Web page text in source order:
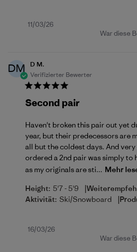
Veröffentlichungsdatum
11/03/26
War diese
DM
D M.
Verifizierter Bewerter
Second pair
Haven't broken this pair out yet
year, but their predecessors are
all but the coldest days. And
ordered a 2nd pair was simply to
as my originals are sti... Mehr
Height: 5'7 - 5'9 |
Aktivität: Ski/Snowboard |
Veröffentlichungsdatum
16/03/26
War diese